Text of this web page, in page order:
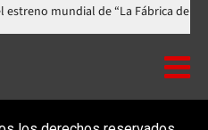
llena y el estreno mundial de “La